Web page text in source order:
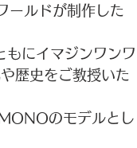
ールドが制作した
もにイマジンワンワ
歴史をご教授いた
のモデルとし